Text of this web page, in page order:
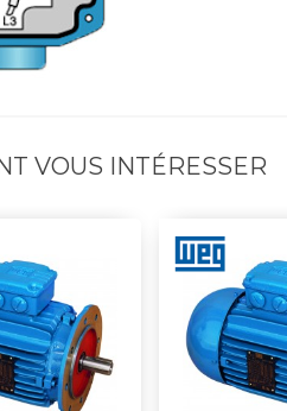
VOUS INTÉRESSER